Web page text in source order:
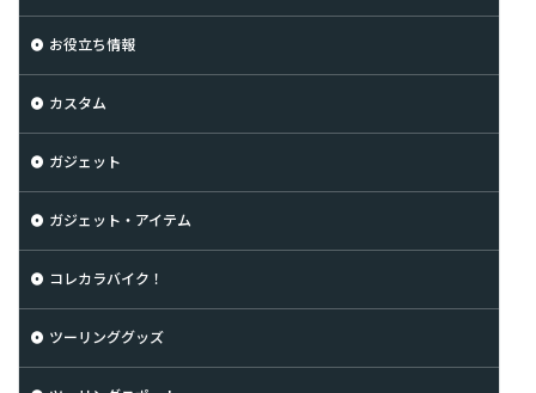
お役立ち情報
カスタム
ガジェット
ガジェット・アイテム
コレカラバイク！
ツーリンググッズ